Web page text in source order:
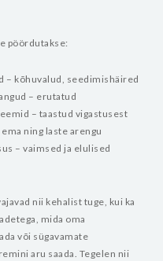
pöördutakse:
– kõhuvalud, seedimishäired
– erutatud
– taastud vigastusest
ning laste arengu
– vaimsed ja elulised
nii kehalist tuge, kui ka
mida oma
või sügavamate
aru saada. Tegelen nii